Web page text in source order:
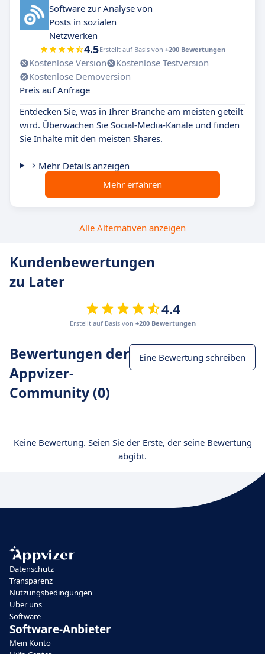
Software zur Analyse von
Posts in sozialen
Netzwerken
4.5Erstellt auf Basis von +200 Bewertungen
Kostenlose Version
Kostenlose Testversion
Kostenlose Demoversion
Preis auf Anfrage
Entdecken Sie, was in Ihrer Branche am meisten geteilt
wird. Überwachen Sie Social-Media-Kanäle und finden
Sie Inhalte mit den meisten Shares.
Mehr Details anzeigen
Mehr erfahren
Alle Alternativen anzeigen
Kundenbewertungen
zu Later
4.4
Erstellt auf Basis von +200 Bewertungen
Bewertungen der
Appvizer-
Community (0)
Eine Bewertung schreiben
Keine Bewertung. Seien Sie der Erste, der seine Bewertung
abgibt.
Datenschutz
Transparenz
Nutzungsbedingungen
Über uns
Software
Software-Anbieter
Mein Konto